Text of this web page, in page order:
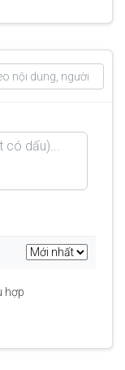
hợp